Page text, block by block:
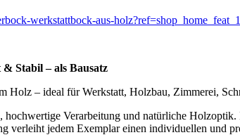
werkstattbock-aus-
Stabil – als Bausatz
Holz – ideal für Werkstatt, Holzbau, Zimmerei,
Verarbeitung und natürliche
verleiht jedem Exemplar einen individuellen und